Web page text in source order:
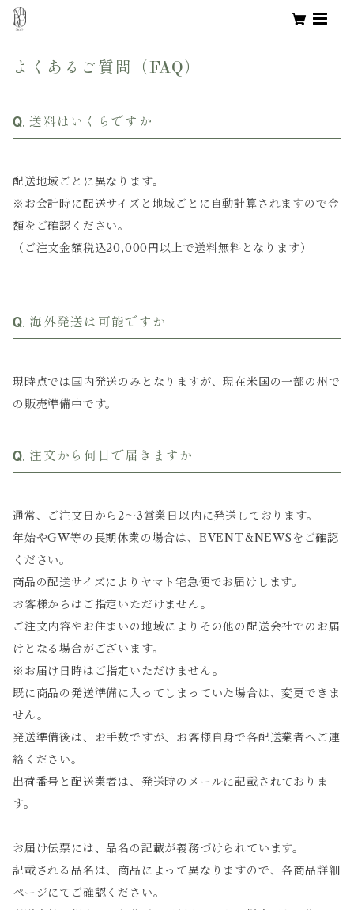
よくあるご質問（FAQ）
送料はいくらですか
配送地域ごとに異なります。
※お会計時に配送サイズと地域ごとに自動計算されますので金
額をご確認ください。
（ご注文金額税込20,000円以上で送料無料となります）
海外発送は可能ですか
現時点では国内発送のみとなりますが、現在米国の一部の州で
の販売準備中です。
注文から何日で届きますか
通常、ご注文日から2〜3営業日以内に発送しております。
年始やGW等の長期休業の場合は、EVENT&NEWSをご確認
ください。
商品の配送サイズによりヤマト宅急便でお届けします。
お客様からはご指定いただけません。
ご注文内容やお住まいの地域によりその他の配送会社でのお届
けとなる場合がございます。
※お届け日時はご指定いただけません。
既に商品の発送準備に入ってしまっていた場合は、変更できま
せん。
発送準備後は、お手数ですが、お客様自身で各配送業者へご連
絡ください。
出荷番号と配送業者は、発送時のメールに記載されておりま
す。
お届け伝票には、品名の記載が義務づけられています。
記載される品名は、商品によって異なりますので、各商品詳細
ページにてご確認ください。